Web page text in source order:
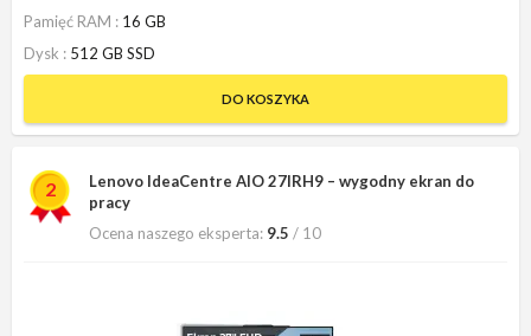
Pamięć RAM
16 GB
Dysk
512 GB SSD
DO KOSZYKA
2
Lenovo IdeaCentre AIO 27IRH9 – wygodny ekran do
pracy
Ocena naszego eksperta: 9.5 / 10